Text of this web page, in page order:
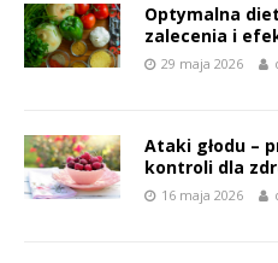
Optymalna
zalecenia i
29 maja 2026
Ataki głodu –
kontroli dla
16 maja 2026